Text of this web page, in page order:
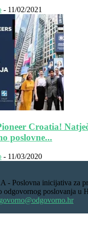
- 11/02/2021
Croatia!
poslovne...
- 11/03/2020
- Poslovna inicijativa za
odgovornog poslovanja u